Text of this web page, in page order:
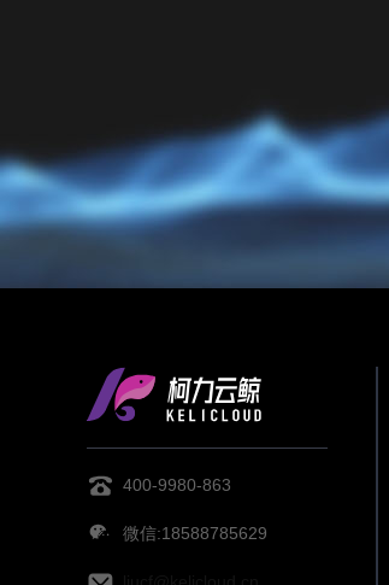
400-9980-863
微信:18588785629